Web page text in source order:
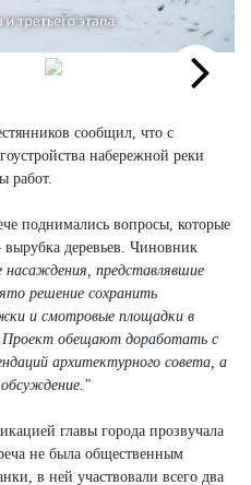
сообщил, что с
набережной реки
работ.
поднимались вопросы, которые
деревьев. Чиновник
насаждения, представлявшие
решение сохранить
и смотровые площадки в
Проект обещают доработать с
архитектурного совета, а
главы города прозвучала
не была общественным
в ней участвовали всего два